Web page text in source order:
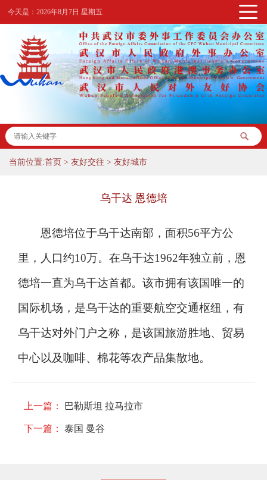
今天是：2026年8月7日 星期五
当前位置:首页 > 友好交往 > 友好城市
乌干达 恩德培
恩德培位于乌干达南部，面积56平方公
里，人口约10万。在乌干达1962年独立前，恩
德培一直为乌干达首都。该市拥有该国唯一的
国际机场，是乌干达的重要航空交通枢纽，有
乌干达对外门户之称，是该国旅游胜地、贸易
中心以及咖啡、棉花等农产品集散地。
上一篇： 巴勒斯坦 拉马拉市
下一篇： 泰国 曼谷